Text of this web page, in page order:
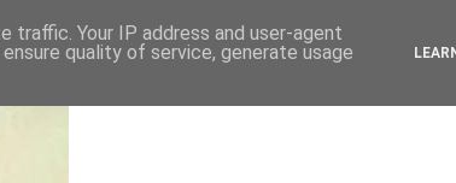
traffic. Your IP address and user-agent
quality of service, generate usage